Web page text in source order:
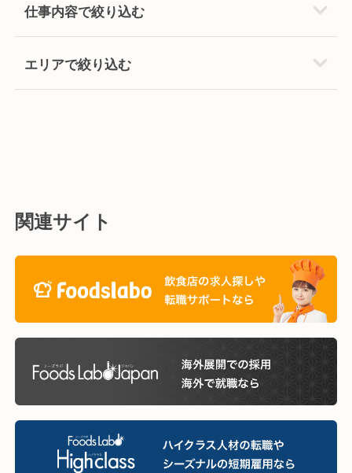
仕事内容で絞り込む
エリアで絞り込む
関連サイト